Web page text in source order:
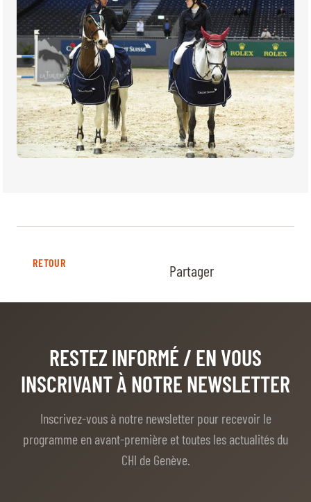
RETOUR Partager
RESTEZ INFORMÉ / EN VOUS
INSCRIVANT À NOTRE NEWSLETTER
Inscrivez-vous à notre newsletter pour recevoir le
programme en avant-première et toutes les actualités du
CHI de Genève.